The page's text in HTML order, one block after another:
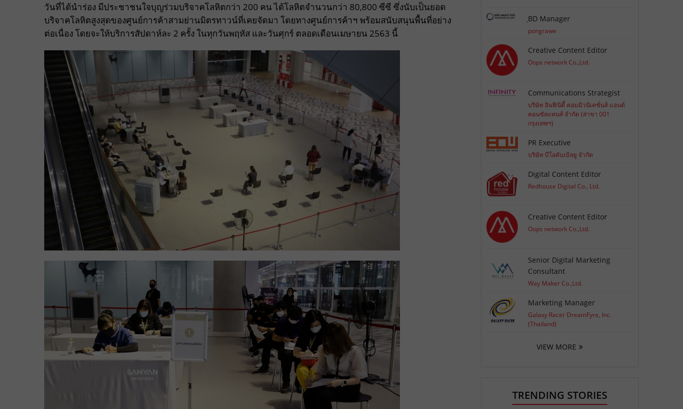
วันที่ได้นำร่อง มีประชาชนใจบุญร่วมบริจาคโลหิตกว่า 200 คน ได้โลหิตจำนวนกว่า 80,800 ซีซี ซึ่งนับเป็นยอด
บริจาคโลหิตสูงสุดของศูนย์การค้าสามย่านมิตรทาวน์ที่เคยจัดมา โดยทางศูนย์การค้าฯ พร้อมสนับสนุนพื้นที่อย่าง
ต่อเนื่อง โดยจะให้บริการสัปดาห์ละ 2 ครั้ง ในทุกวันพฤหัส และวันศุกร์ ตลอดเดือนเมษายน 2563 นี้
ฺBD Manager
pongrawe
Creative Content Editor
Oops network Co.,Ltd.
Communications Strategist
บริษัท อินฟินิตี้ คอมมิวนิเคชั่นส์ แอนด์
คอนซัลแทนส์ จำกัด (สาขา 001
กรุงเทพฯ)
PR Executive
บริษัท บีโอดับเบิลยู จำกัด
Digital Content Editor
Redhouse Digital Co., Ltd.
Creative Content Editor
Oops network Co.,Ltd.
Senior Digital Marketing
Consultant
Way Maker Co.,Ltd.
Marketing Manager
Galaxy Racer DreamFyre, Inc.
(Thailand)
VIEW MORE
TRENDING STORIES